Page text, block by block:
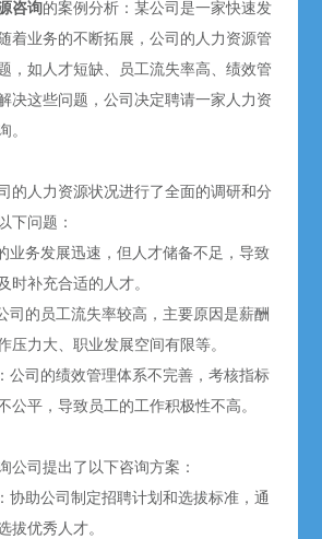
咨询的案例分析：某公司是一家快速发
着业务的不断拓展，公司的人力资源管
，如人才短缺、员工流失率高、绩效管
决这些问题，公司决定聘请一家人力资
。
的人力资源状况进行了全面的调研和分
下问题：
业务发展迅速，但人才储备不足，导致
时补充合适的人才。
司的员工流失率较高，主要原因是薪酬
压力大、职业发展空间有限等。
公司的绩效管理体系不完善，考核指标
公平，导致员工的工作积极性不高。
公司提出了以下咨询方案：
协助公司制定招聘计划和选拔标准，通
拔优秀人才。